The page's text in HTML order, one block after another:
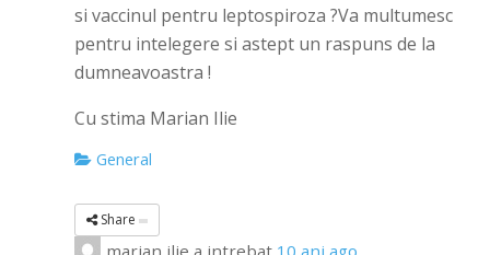
si vaccinul pentru leptospiroza ?Va multumesc
pentru intelegere si astept un raspuns de la
dumneavoastra !
Cu stima Marian Ilie
General
Share
marian ilie a intrebat 10 ani ago